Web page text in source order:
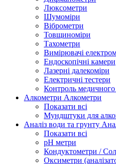
Люксометри
Шумоміри
Віброметри
Товщиноміри
Тахометри
Вимірювачі
Ендоскопічні камери
Лазерні далекоміри
Електричні тестери
Контроль
Алкометри Алкометри
Показати всі
Мундштуки для
Аналіз води та грунту
Показати всі
рН метри
Кондуктометри /
Оксиметри